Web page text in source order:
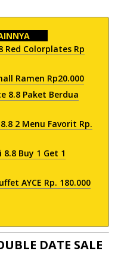
Red Colorplates Rp
Ramen Rp20.000
8.8 Paket Berdua
2 Menu Favorit Rp.
Buy 1 Get 1
AYCE Rp. 180.000
DATE SALE